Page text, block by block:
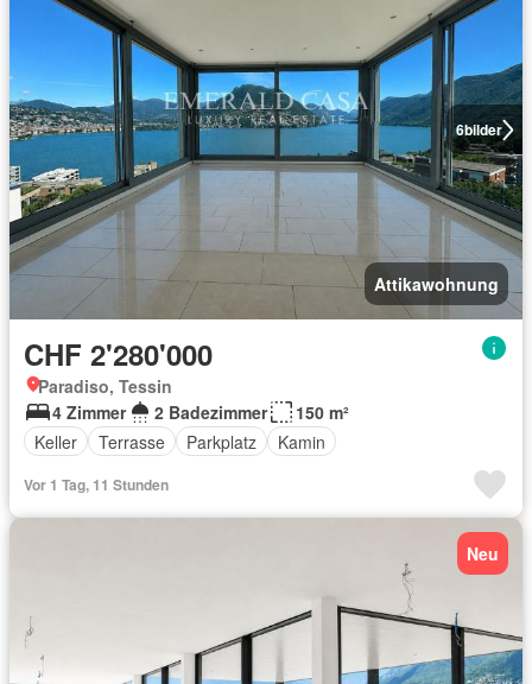
6bilder
Attikawohnung
CHF 2'280'000
Paradiso, Tessin
4 Zimmer
2 Badezimmer
150 m²
Keller
Terrasse Parkplatz Kamin
Vor 1 Tag, 11 Stunden
Neu